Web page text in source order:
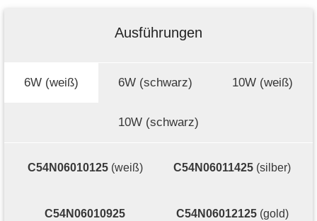
Ausführungen
6W (weiß) 6W (schwarz) 10W (weiß)
10W (schwarz)
C54N06010125(weiß) C54N06011425 (silber)
C54N06010925
C54N06012125(gold)